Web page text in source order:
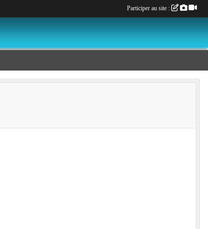
Participer au site :